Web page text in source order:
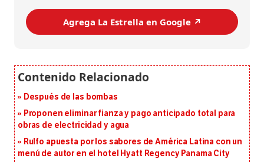
Agrega La Estrella en Google ↗️
Después de las bombas
Proponen eliminar fianza y pago anticipado total para
obras de electricidad y agua
Rulfo apuesta por los sabores de América Latina con un
menú de autor en el hotel Hyatt Regency Panama City